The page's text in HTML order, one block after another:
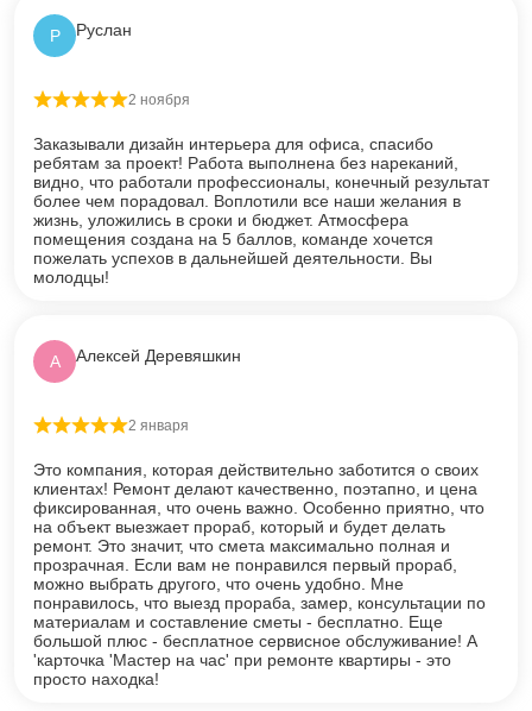
Р Руслан
Оценка5из 5
2 ноября
Заказывали дизайн интерьера для офиса, спасибо
ребятам за проект! Работа выполнена без нареканий,
видно, что работали профессионалы, конечный результат
более чем порадовал. Воплотили все наши желания в
жизнь, уложились в сроки и бюджет. Атмосфера
помещения создана на 5 баллов, команде хочется
пожелать успехов в дальнейшей деятельности. Вы
молодцы!
А Алексей Деревяшкин
Оценка5из 5
2 января
Это компания, которая действительно заботится о своих
клиентах! Ремонт делают качественно, поэтапно, и цена
фиксированная, что очень важно. Особенно приятно, что
на объект выезжает прораб, который и будет делать
ремонт. Это значит, что смета максимально полная и
прозрачная. Если вам не понравился первый прораб,
можно выбрать другого, что очень удобно. Мне
понравилось, что выезд прораба, замер, консультации по
материалам и составление сметы - бесплатно. Еще
большой плюс - бесплатное сервисное обслуживание! А
'карточка 'Мастер на час' при ремонте квартиры - это
просто находка!